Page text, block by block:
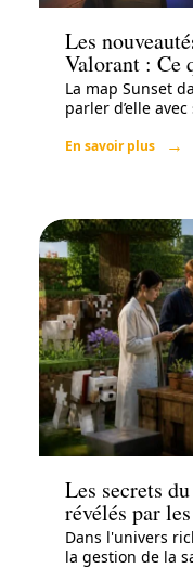
Les
Valorant : Ce
La map Sunset
parler d’elle avec
En savoir plus
Loisirs
Les secrets
révélés par
Dans l'univers
la gestion de la